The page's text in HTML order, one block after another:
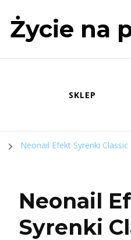
Życie na
SKLEP
Neonail Efekt Syrenki
Neonail
Syrenki